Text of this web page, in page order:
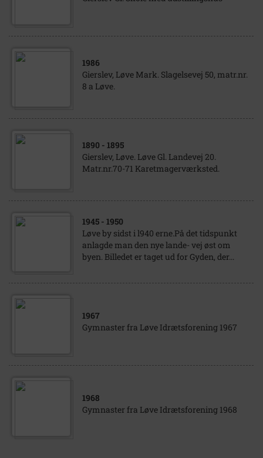
1986
Gierslev, Løve Mark. Slagelsevej 50, matr.nr.
8 a Løve.
1890 - 1895
Gierslev, Løve. Løve Gl. Landevej 20.
Matr.nr.70-71 Karetmagerværksted.
1945 - 1950
Løve by sidst i l940 erne.På det tidspunkt
anlagde man den nye lande- vej øst om
byen. Billedet er taget ud for Gyden, der...
1967
Gymnaster fra Løve Idrætsforening 1967
1968
Gymnaster fra Løve Idrætsforening 1968